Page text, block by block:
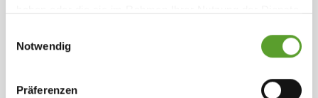
Notwendig
Präferenzen
Aufenthaltsraum mit Fernsehen, Computerspielen
und Lufthockey, Spielplatz mit Trampolinen,
Luftkissen und Schaukeln, Minigolf, Fahrradverleih,
Hennebysvej 20, 6854 Henne
Facebook